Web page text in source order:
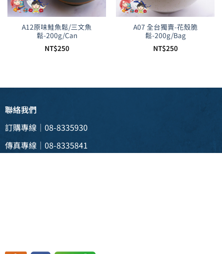
A12原味鮭魚鬆/三文魚
鬆-200g/Can
NT$250
A07 全台獨賣-花殼脆
鬆-200g/Bag
NT$250
聯絡我們
訂購專線｜08-8335930
傳真專線｜08-8335841